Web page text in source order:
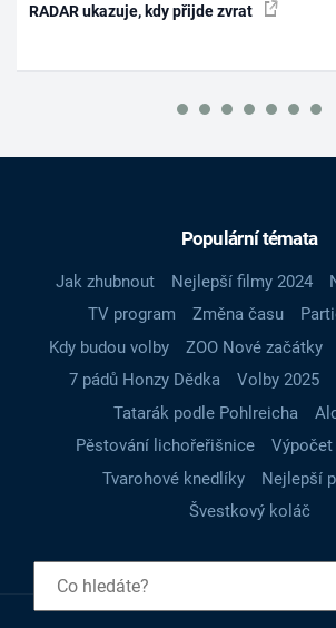
RADAR ukazuje, kdy přijde zvrat
Populární témata
Jak zhubnout Nejlepší filmy 2024
TV program
Změna času
Kdy budou volby
ZOO Nové začátky
7 pádů Honzy Dědka
Volby 2025
Tatarák podle Pohlreicha
Pěstování lichořeřišnice
Tvarohové knedlíky
Nejlepší
Švestkový koláč